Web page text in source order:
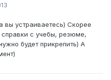
вы устраиваетесь) Скорее
справки с учебы, резюме,
будет прикрепить) А